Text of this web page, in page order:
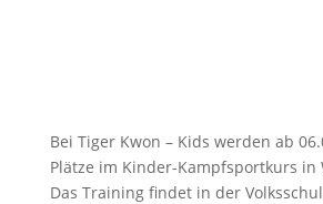
Bei Tiger Kwon – Kids werden ab
Plätze im Kinder-Kampfsportkurs in
Das Training findet in der